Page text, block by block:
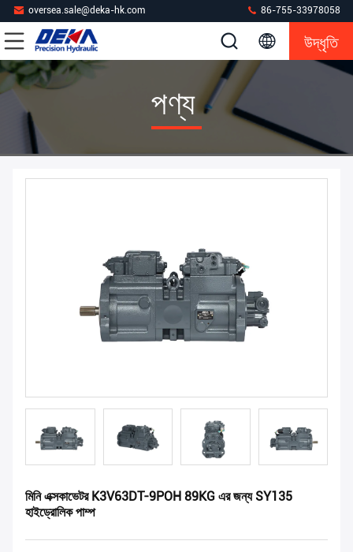
oversea.sale@deka-hk.com 86-755-33978058
উদ্ধৃতি
পণ্য
মিনি এক্সকাভেটর K3V63DT-9POH 89KG এর জন্য SY135
হাইড্রোলিক পাম্প